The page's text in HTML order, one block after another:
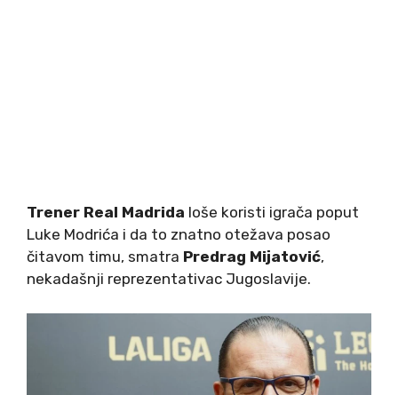
Trener Real Madrida loše koristi igrača poput
Luke Modrića i da to znatno otežava posao
čitavom timu, smatra Predrag Mijatović,
nekadašnji reprezentativac Jugoslavije.